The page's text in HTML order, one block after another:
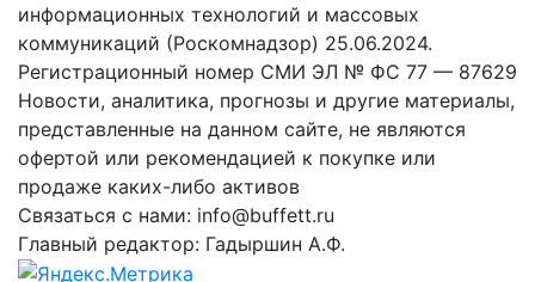
информационных технологий и массовых
коммуникаций (Роскомнадзор) 25.06.2024.
Регистрационный номер СМИ ЭЛ № ФС 77 — 87629
Новости, аналитика, прогнозы и другие материалы,
представленные на данном сайте, не являются
офертой или рекомендацией к покупке или
продаже каких-либо активов
Связаться с нами: info@buffett.ru
Главный редактор: Гадыршин А.Ф.